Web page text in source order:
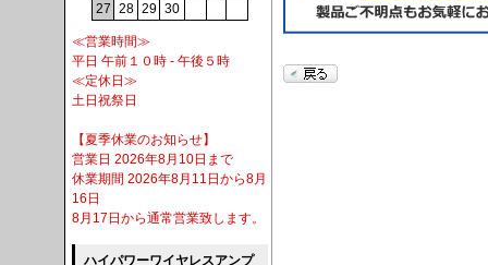
27 28 29 30
≪営業時間≫
平日 午前１０時 - 午後５時
≪定休日≫
土日祝祭日
【夏季休業のお知らせ】
営業日 2026年8月10日まで
休業期間 2026年8月11日から8月
16日
8月17日から通常営業致します。
ハイパワーワイヤレスアンプ